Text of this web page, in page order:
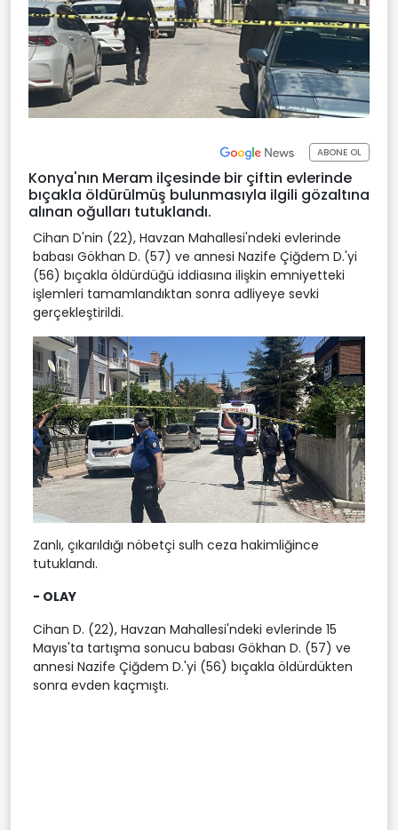
ABONE OL
Konya'nın Meram ilçesinde bir çiftin evlerinde
bıçakla öldürülmüş bulunmasıyla ilgili gözaltına
alınan oğulları tutuklandı.
Cihan D'nin (22), Havzan Mahallesi'ndeki evlerinde
babası Gökhan D. (57) ve annesi Nazife Çiğdem D.'yi
(56) bıçakla öldürdüğü iddiasına ilişkin emniyetteki
işlemleri tamamlandıktan sonra adliyeye sevki
gerçekleştirildi.
Zanlı, çıkarıldığı nöbetçi sulh ceza hakimliğince
tutuklandı.
- OLAY
Cihan D. (22), Havzan Mahallesi'ndeki evlerinde 15
Mayıs'ta tartışma sonucu babası Gökhan D. (57) ve
annesi Nazife Çiğdem D.'yi (56) bıçakla öldürdükten
sonra evden kaçmıştı.